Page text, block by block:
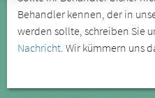
Behandler kennen, der in
werden sollte, schreiben Sie
Nachricht. Wir kümmern uns